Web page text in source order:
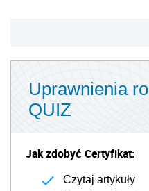
Uprawnienia
QUIZ
Jak zdobyć Certyfikat:
Czytaj artykuły